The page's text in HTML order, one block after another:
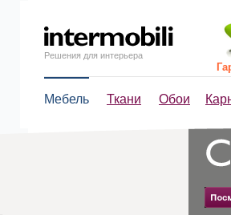
Решения для интерьера
Мебель Ткани Обои